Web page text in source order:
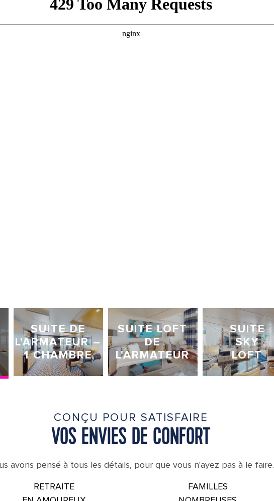
SUITE DE
L'ARMATEUR –
1 CHAMBRE
SUITE LOFT
DE
L'ARMATEUR
SUITE
SKY
LOFT
CONÇU POUR SATISFAIRE
VOS ENVIES DE CONFORT
avons pensé à tous les détails, pour que vous n'ayez pas à le faire.
RETRAITE
FAMILLES